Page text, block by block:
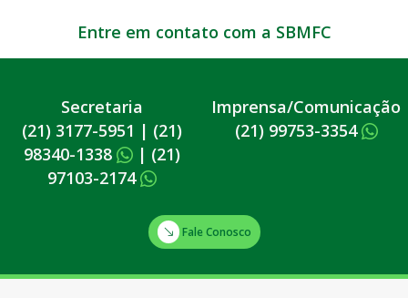
Entre em contato com a SBMFC
Secretaria
(21) 3177-5951 | (21)
98340-1338
| (21)
97103-2174
Imprensa/Comunicação
(21) 99753-3354
Fale Conosco